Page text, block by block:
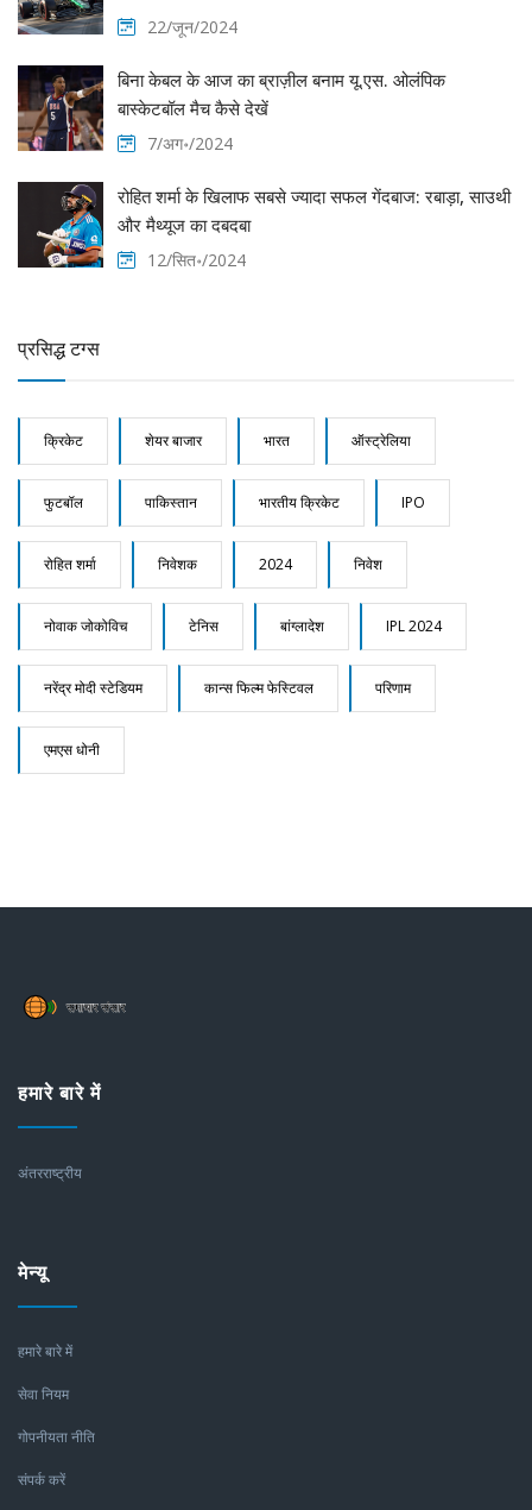
22/जून/2024
बिना केबल के आज का ब्राज़ील बनाम यू.एस. ओलंपिक
बास्केटबॉल मैच कैसे देखें
7/अग॰/2024
रोहित शर्मा के खिलाफ सबसे ज्यादा सफल गेंदबाज: रबाड़ा, साउथी
और मैथ्यूज का दबदबा
12/सित॰/2024
प्रसिद्ध टग्स
क्रिकेट शेयर बाजार भारत ऑस्ट्रेलिया
फुटबॉल पाकिस्तान भारतीय क्रिकेट IPO
रोहित शर्मा निवेशक 2024 निवेश
नोवाक जोकोविच टेनिस बांग्लादेश IPL 2024
नरेंद्र मोदी स्टेडियम कान्स फिल्म फेस्टिवल परिणाम
एमएस धोनी
हमारे बारे में
अंतरराष्ट्रीय
मेन्यू
हमारे बारे में
सेवा नियम
गोपनीयता नीति
संपर्क करें